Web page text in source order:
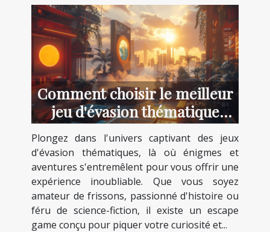
Comment choisir le meilleur
jeu d'évasion thématique
pour votre prochaine
aventure
Plongez dans l'univers captivant des jeux
d'évasion thématiques, là où énigmes et
aventures s'entremêlent pour vous offrir une
expérience inoubliable. Que vous soyez
amateur de frissons, passionné d'histoire ou
féru de science-fiction, il existe un escape
game conçu pour piquer votre curiosité et...